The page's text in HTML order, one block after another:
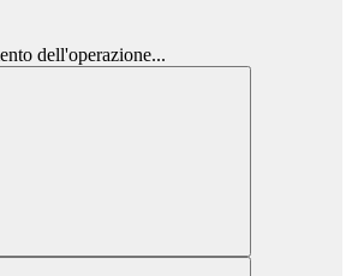
dell'operazione...